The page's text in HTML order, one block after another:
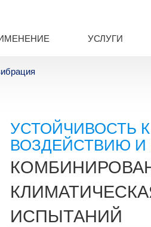
УСЛУГИ
УСТОЙЧИВОСТЬ
ВОЗДЕЙСТВИЮ И
ИСПЫТАНИЙ